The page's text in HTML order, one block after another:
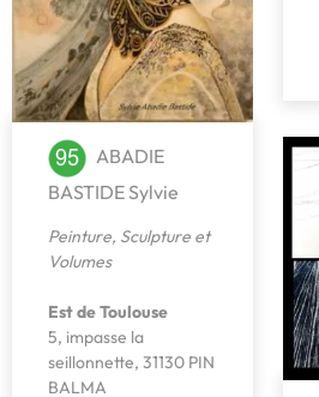
ABADIE
BASTIDE Sylvie
Peinture, Sculpture et
Volumes
Est de Toulouse
5, impasse la
seillonnette, 31130 PIN
BALMA